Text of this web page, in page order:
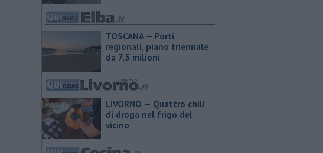
TOSCANA — Porti
regionali, piano triennale
da 7,5 milioni
LIVORNO — Quattro chili
di droga nel frigo del
vicino